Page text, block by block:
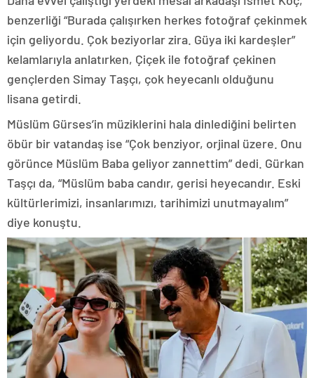
benzerliği “Burada çalışırken herkes fotoğraf çekinmek
için geliyordu. Çok beziyorlar zira. Güya iki kardeşler”
kelamlarıyla anlatırken, Çiçek ile fotoğraf çekinen
gençlerden Simay Taşçı, çok heyecanlı olduğunu
lisana getirdi.
Müslüm Gürses’in müziklerini hala dinlediğini belirten
öbür bir vatandaş ise “Çok benziyor, orjinal üzere. Onu
görünce Müslüm Baba geliyor zannettim” dedi. Gürkan
Taşçı da, “Müslüm baba candır, gerisi heyecandır. Eski
kültürlerimizi, insanlarımızı, tarihimizi unutmayalım”
diye konuştu.